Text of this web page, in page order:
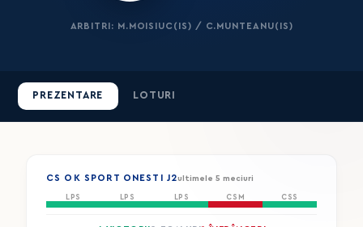
ARBITRI: M.MOISIUC(IS) / C.MUNTEANU(IS)
PREZENTARE LOTURI
CS OK SPORT ONESTI J2ultimele 5 meciuri
LPS LPS LPS CSM CSS